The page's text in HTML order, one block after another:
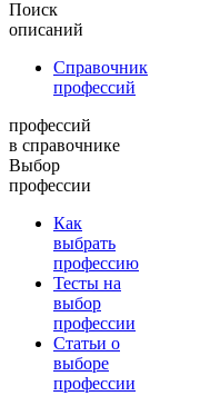
Поиск
описаний
Справочник
профессий
профессий
в справочнике
Выбор
профессии
Как
выбрать
профессию
Тесты на
выбор
профессии
Статьи о
выборе
профессии